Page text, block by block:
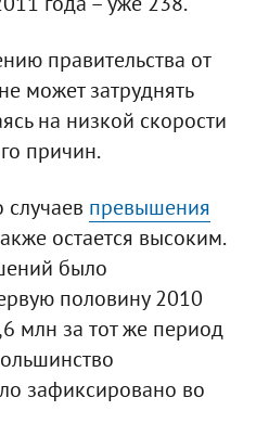
правительства от
может затруднять
на низкой скорости
причин.
превышения
остается высоким.
было
половину 2010
млн за тот же период
зафиксировано во